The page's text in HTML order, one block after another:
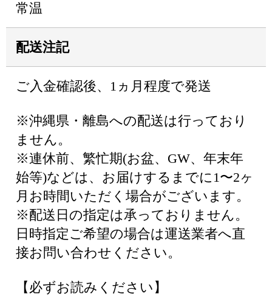
常温
配送注記
ご入金確認後、1ヵ月程度で発送
※沖縄県・離島への配送は行っており
ません。
※連休前、繁忙期(お盆、GW、年末年
始等)などは、お届けするまでに1〜2ヶ
月お時間いただく場合がございます。
※配送日の指定は承っておりません。
日時指定ご希望の場合は運送業者へ直
接お問い合わせください。
【必ずお読みください】